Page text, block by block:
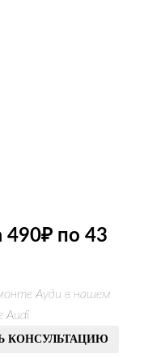
по 43
Ауди в нашем
Audi
КОНСУЛЬТАЦИЮ